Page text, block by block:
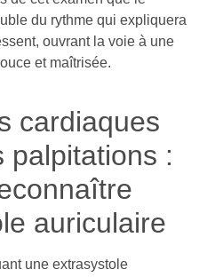
du rythme qui expliquera
ouvrant la voie à une
et maîtrisée.
cardiaques
palpitations :
auriculaire
une extrasystole